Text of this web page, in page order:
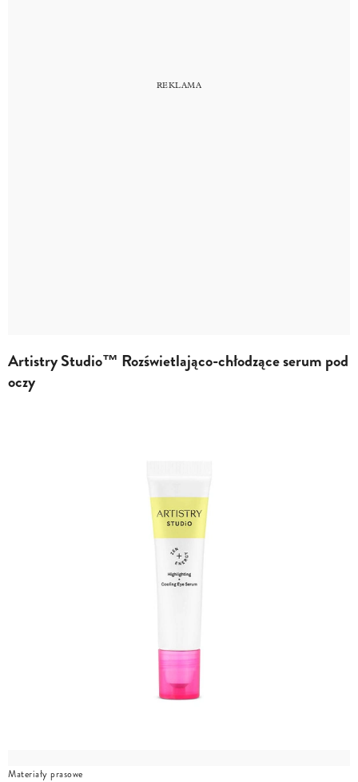
Artistry Studio™ Rozświetlająco-chłodzące serum pod
oczy
Materiały prasowe